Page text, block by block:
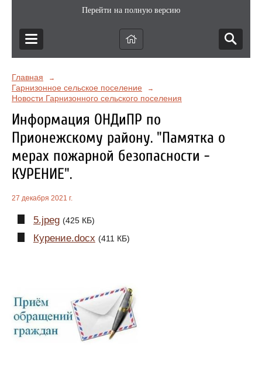
Перейти на полную версию
Главная →
Гарнизонное сельское поселение →
Новости Гарнизонного сельского поселения
Информация ОНДиПР по
Прионежскому району. "Памятка о
мерах пожарной безопасности -
КУРЕНИЕ".
27 декабря 2021 г.
5.jpeg (425 КБ)
Курение.docx (411 КБ)